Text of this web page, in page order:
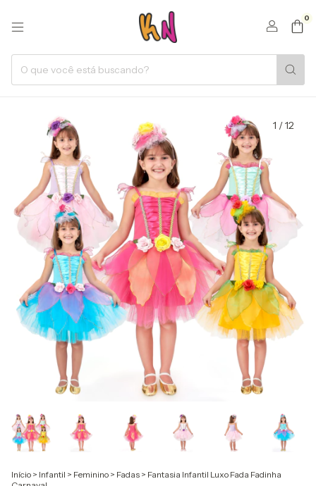
0
1 /12
Início > Infantil > Feminino > Fadas > Fantasia Infantil Luxo Fada Fadinha